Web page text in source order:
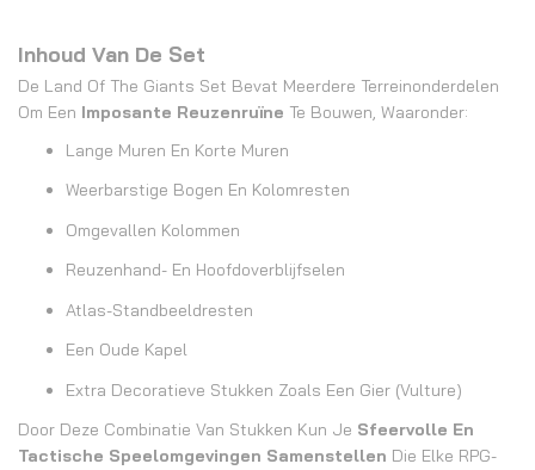
Inhoud Van De Set
De Land Of The Giants Set Bevat Meerdere Terreinonderdelen
Om Een Imposante Reuzenruïne Te Bouwen, Waaronder:
Lange Muren En Korte Muren
Weerbarstige Bogen En Kolomresten
Omgevallen Kolommen
Reuzenhand- En Hoofdoverblijfselen
Atlas-Standbeeldresten
Een Oude Kapel
Extra Decoratieve Stukken Zoals Een Gier (vulture)
Door Deze Combinatie Van Stukken Kun Je Sfeervolle En
Tactische Speelomgevingen Samenstellen Die Elke RPG-